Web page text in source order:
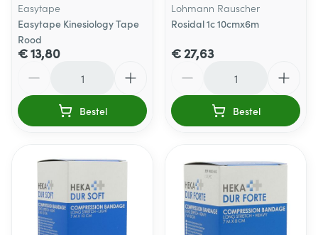
Easytape
Easytape Kinesiology Tape
Rood
€ 13,80
Bestel
Lohmann Rauscher
Rosidal 1c 10cmx6m
€ 27,63
Bestel